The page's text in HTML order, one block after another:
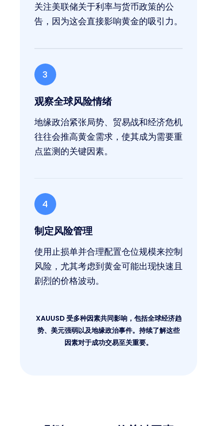
关注美联储关于利率与货币政策的公
告，因为这会直接影响黄金的吸引力。
3
观察全球风险情绪
地缘政治紧张局势、贸易战和经济危机
往往会推高黄金需求，使其成为需要重
点监测的关键因素。
4
制定风险管理
使用止损单并合理配置仓位规模来控制
风险，尤其考虑到黄金可能出现快速且
剧烈的价格波动。
XAUUSD 受多种因素共同影响，包括全球经济趋
势、美元强弱以及地缘政治事件。持续了解这些
因素对于成功交易至关重要。